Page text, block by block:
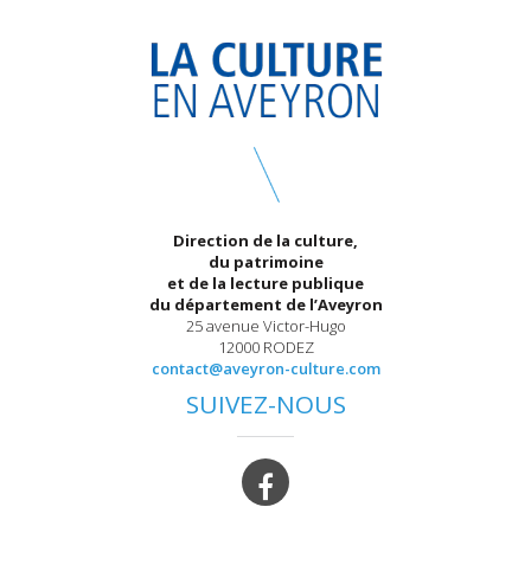
Direction de la culture,
du patrimoine
et de la lecture publique
du département de l’Aveyron
25 avenue Victor-Hugo
12000 RODEZ
contact@aveyron-culture.com
SUIVEZ-NOUS